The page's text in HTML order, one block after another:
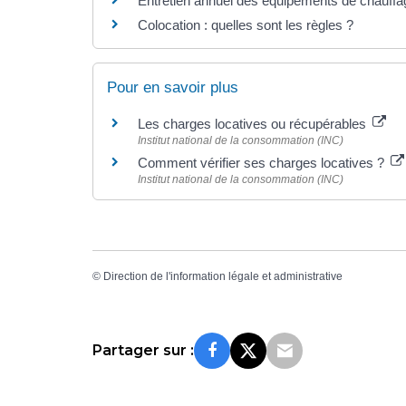
Colocation : quelles sont les règles ?
Pour en savoir plus
Les charges locatives ou récupérables
Institut national de la consommation (INC)
Comment vérifier ses charges locatives ?
Institut national de la consommation (INC)
© Direction de l'information légale et administrative
Partager sur :